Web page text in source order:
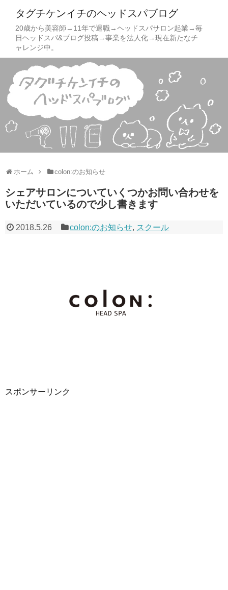
タグチケンイチのヘッドスパブログ
20歳から美容師→11年で退職→ヘッドスパサロン起業→毎
日ヘッドスパ&ブログ投稿→事業を法人化→現在新たなチ
ャレンジ中。
ホーム colon:のお知らせ
シェアサロンについていくつかお問い合わせを
いただいているので少し書きます
2018.5.26 colon:のお知らせ, スクール
スポンサーリンク